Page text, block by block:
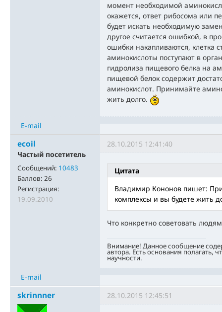
момент необходимой
окажется, ответ рибосома или
будет искать необходимую
другое считается ошибкой, в
ошибки накапливаются, клетка
аминокислоты поступают в
гидролиза пищевого белка на
пищевой белок содержит
аминокислот. Принимайте
жить долго.
E-mail
ecoil
Частый посетитель
Сообщений: 10483
Баллов: 26
Регистрация:
19.09.2010
28.10.2015 12:41:40
Цитата
Владимир Кононов пишет:
комплексы и вы будете жить
Что конкретно советовать
Внимание! Данное сообщение
автора. Есть основания полагать,
научности.
E-mail
skrinnner 28.10.2015 12:45:51